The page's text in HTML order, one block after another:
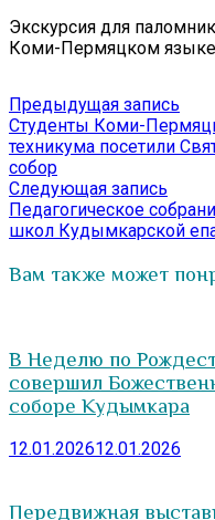
Экскурсия для
Коми-Пермяцком
Навигация
по
записям
Предыдущая запись
Студенты Коми-
техникума посетили
собор
Следующая запись
Педагогическое
школ Кудымкарской
Вам также может
В Неделю по
совершил
соборе Кудымкара
12.01.202612.01.2026
Передвижная